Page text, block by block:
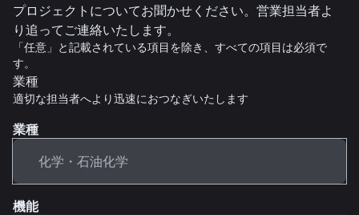
プロジェクトについてお聞かせください。営業担当者よ
り追ってご連絡いたします。
「任意」と記載されている項目を除き、すべての項目は必須で
す。
業種
適切な担当者へより迅速におつなぎいたします
業種
機能